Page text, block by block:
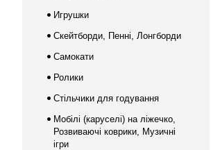
Игрушки
Скейтборди, Пенні, Лонгборди
Самокати
Ролики
Стільчики для годування
Мобілі (каруселі) на ліжечко,
Розвиваючі коврики, Музичні
ігри